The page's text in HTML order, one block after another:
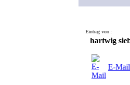
Eintrag von :
hartwig
E-Mail